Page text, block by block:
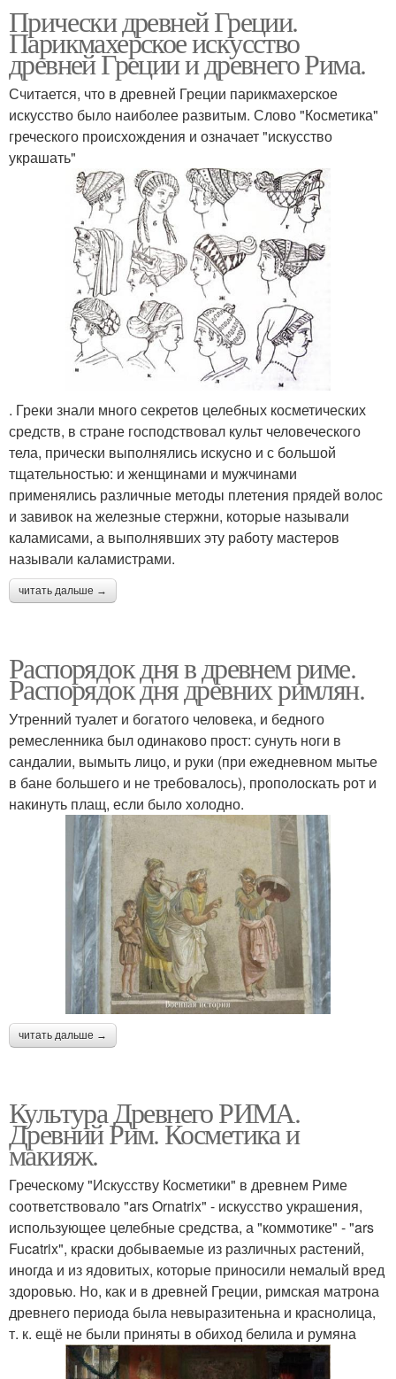
Прически древней Греции.
Парикмахерское искусство
древней Греции и древнего Рима.
Считается, что в древней Греции парикмахерское
искусство было наиболее развитым. Слово "Косметика"
греческого происхождения и означает "искусство
украшать"
. Греки знали много секретов целебных косметических
средств, в стране господствовал культ человеческого
тела, прически выполнялись искусно и с большой
тщательностью: и женщинами и мужчинами
применялись различные методы плетения прядей волос
и завивок на железные стержни, которые называли
каламисами, а выполнявших эту работу мастеров
называли каламистрами.
читать дальше →
Распорядок дня в древнем риме.
Распорядок дня древних римлян.
Утренний туалет и богатого человека, и бедного
ремесленника был одинаково прост: сунуть ноги в
сандалии, вымыть лицо, и руки (при ежедневном мытье
в бане большего и не требовалось), прополоскать рот и
накинуть плащ, если было холодно.
читать дальше →
Культура Древнего РИМА.
Древний Рим. Косметика и
макияж.
Греческому "Искусству Косметики" в древнем Риме
соответствовало "ars Ornatrix" - искусство украшения,
использующее целебные средства, а "коммотике" - "ars
Fucatrix", краски добываемые из различных растений,
иногда и из ядовитых, которые приносили немалый вред
здоровью. Но, как и в древней Греции, римская матрона
древнего периода была невыразитеньна и краснолица,
т. к. ещё не были приняты в обиход белила и румяна